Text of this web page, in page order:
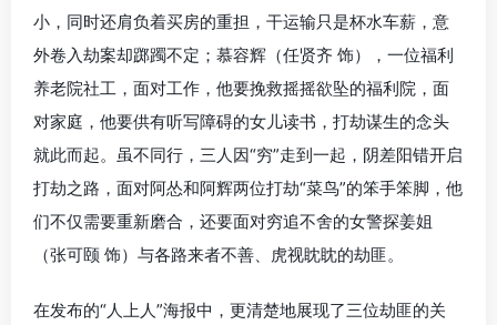
小，同时还肩负着买房的重担，干运输只是杯水车薪，意
外卷入劫案却踯躅不定；慕容辉（任贤齐 饰），一位福利
养老院社工，面对工作，他要挽救摇摇欲坠的福利院，面
对家庭，他要供有听写障碍的女儿读书，打劫谋生的念头
就此而起。虽不同行，三人因“穷”走到一起，阴差阳错开启
打劫之路，面对阿怂和阿辉两位打劫“菜鸟”的笨手笨脚，他
们不仅需要重新磨合，还要面对穷追不舍的女警探姜姐
（张可颐 饰）与各路来者不善、虎视眈眈的劫匪。
在发布的“人上人”海报中，更清楚地展现了三位劫匪的关